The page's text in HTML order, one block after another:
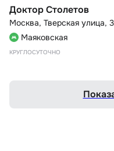
Доктор Столетов
Москва, Тверская улица,
Маяковская
КРУГЛОСУТОЧНО